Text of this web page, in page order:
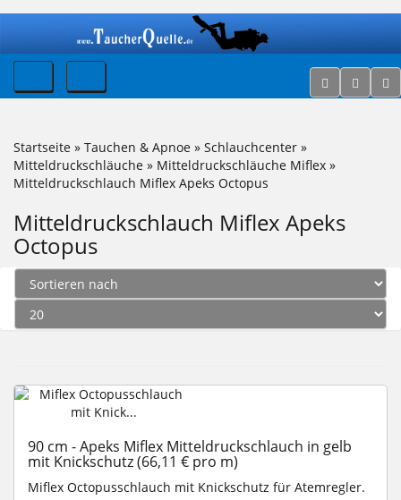
Startseite » Tauchen & Apnoe » Schlauchcenter »
Mitteldruckschläuche » Mitteldruckschläuche Miflex »
Mitteldruckschlauch Miflex Apeks Octopus
Mitteldruckschlauch Miflex Apeks
Octopus
90 cm - Apeks Miflex Mitteldruckschlauch in gelb
mit Knickschutz (66,11 € pro m)
Miflex Octopusschlauch mit Knickschutz für Atemregler.